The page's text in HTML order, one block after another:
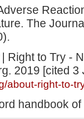
The
Right to Try -
2019 [cited
about-right-to-
handbook